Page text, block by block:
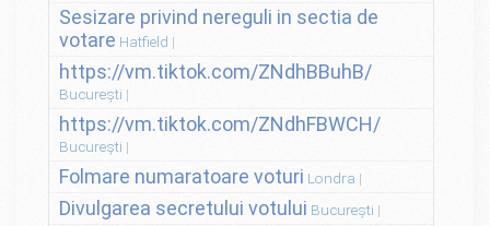
Sesizare privind nereguli in sectia de
votare Hatfield
https://vm.tiktok.com/ZNdhBBuhB/
București
https://vm.tiktok.com/ZNdhFBWCH/
București
Folmare numaratoare voturi Londra
Divulgarea secretului votului București